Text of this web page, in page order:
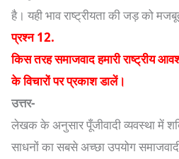
है। यही भाव राष्ट्रीयता की जड़ को
प्रश्न 12.
किस तरह समाजवाद हमारी राष्ट्रीय
के विचारों पर प्रकाश डालें।
उत्तर-
लेखक के अनुसार पूँजीवादी व्यवस्था में
साधनों का सबसे अच्छा उपयोग